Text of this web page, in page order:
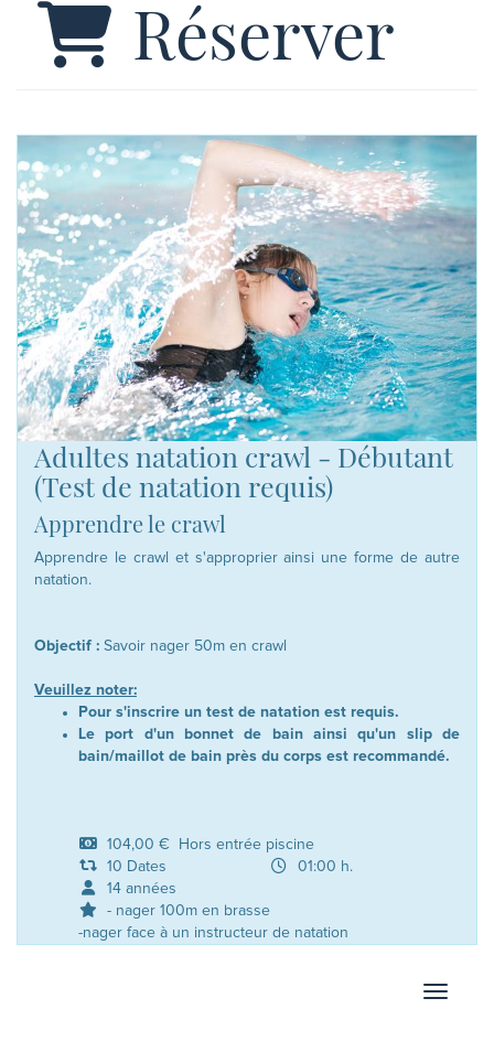
Réserver
Adultes natation crawl - Débutant
(Test de natation requis)
Apprendre le crawl
Apprendre le crawl et s'approprier ainsi une forme de autre
natation.
Objectif : Savoir nager 50m en crawl
Veuillez noter:
Pour s'inscrire un test de natation est requis.
Le port d'un bonnet de bain ainsi qu'un slip de
bain/maillot de bain près du corps est recommandé.
104,00 € Hors entrée piscine
10 Dates
01:00 h.
14 années
- nager 100m en brasse
-nager face à un instructeur de natation